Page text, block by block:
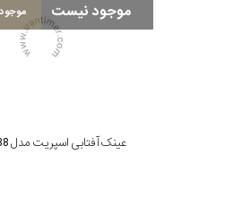
موجود نیست
عینک آفتابی اسپریت مدل ET17961/538